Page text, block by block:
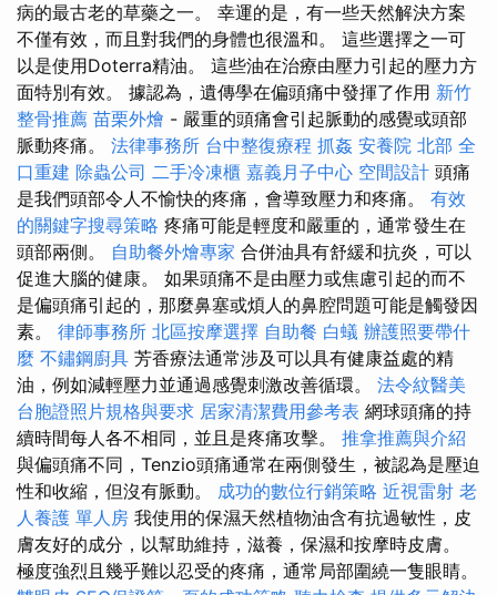
病的最古老的草藥之一。 幸運的是，有一些天然解決方案
不僅有效，而且對我們的身體也很溫和。 這些選擇之一可
以是使用Doterra精油。 這些油在治療由壓力引起的壓力方
面特別有效。 據認為，遺傳學在偏頭痛中發揮了作用 新竹
整骨推薦 苗栗外燴 - 嚴重的頭痛會引起脈動的感覺或頭部
脈動疼痛。 法律事務所 台中整復療程 抓姦 安養院 北部 全
口重建 除蟲公司 二手冷凍櫃 嘉義月子中心 空間設計 頭痛
是我們頭部令人不愉快的疼痛，會導致壓力和疼痛。 有效
的關鍵字搜尋策略 疼痛可能是輕度和嚴重的，通常發生在
頭部兩側。 自助餐外燴專家 合併油具有舒緩和抗炎，可以
促進大腦的健康。 如果頭痛不是由壓力或焦慮引起的而不
是偏頭痛引起的，那麼鼻塞或煩人的鼻腔問題可能是觸發因
素。 律師事務所 北區按摩選擇 自助餐 白蟻 辦護照要帶什
麼 不鏽鋼廚具 芳香療法通常涉及可以具有健康益處的精
油，例如減輕壓力並通過感覺刺激改善循環。 法令紋醫美
台胞證照片規格與要求 居家清潔費用參考表 網球頭痛的持
續時間每人各不相同，並且是疼痛攻擊。 推拿推薦與介紹
與偏頭痛不同，Tenzio頭痛通常在兩側發生，被認為是壓迫
性和收縮，但沒有脈動。 成功的數位行銷策略 近視雷射 老
人養護 單人房 我使用的保濕天然植物油含有抗過敏性，皮
膚友好的成分，以幫助維持，滋養，保濕和按摩時皮膚。
極度強烈且幾乎難以忍受的疼痛，通常局部圍繞一隻眼睛。